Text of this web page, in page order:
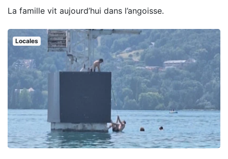
La famille vit aujourd’hui dans l’angoisse.
Locales